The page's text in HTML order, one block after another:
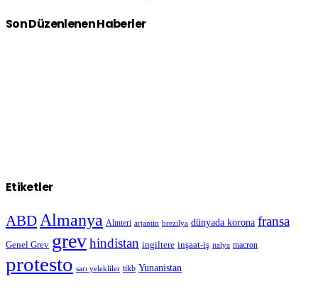
Son Düzenlenen Haberler
Etiketler
ABD Almanya Alınteri arjantin brezilya dünyada korona fransa
Genel Grev grevhindistan ingiltere inşaat-iş italya macron
protesto sarı yelekliler tikb Yunanistan